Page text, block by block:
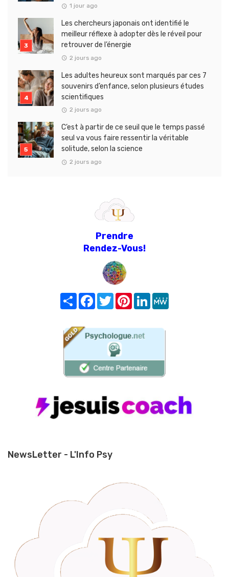
1 jour ago
Les chercheurs japonais ont identifié le
meilleur réflexe à adopter dès le réveil pour
retrouver de l’énergie
2 jours ago
Les adultes heureux sont marqués par ces 7
souvenirs d’enfance, selon plusieurs études
scientifiques
2 jours ago
C’est à partir de ce seuil que le temps passé
seul va vous faire ressentir la véritable
solitude, selon la science
2 jours ago
Prendre
Rendez-Vous!
Share FacebookTwitterPinterest
LinkedIn
NewsLetter - L'Info Psy